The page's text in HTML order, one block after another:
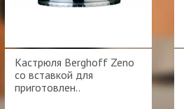
Кастрюля Berghoff Zeno
со вставкой для
приготовлен..